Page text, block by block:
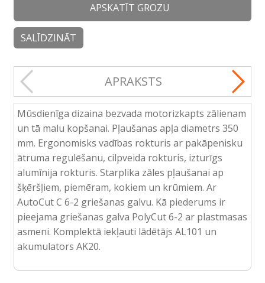
APSKATĪT GROZU
SALĪDZINĀT
APRAKSTS
Mūsdienīga dizaina bezvada motorizkapts zālienam
un tā malu kopšanai. Pļaušanas apļa diametrs 350
mm. Ergonomisks vadības rokturis ar pakāpenisku
ātruma regulēšanu, cilpveida rokturis, izturīgs
alumīnija rokturis. Starplika zāles pļaušanai ap
šķēršļiem, piemēram, kokiem un krūmiem. Ar
AutoCut C 6-2 griešanas galvu. Kā piederums ir
pieejama griešanas galva PolyCut 6-2 ar plastmasas
asmeni. Komplektā iekļauti lādētājs AL101 un
akumulators AK20.